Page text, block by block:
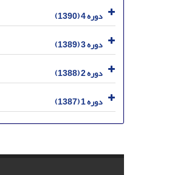
دوره 4 (1390)
دوره 3 (1389)
دوره 2 (1388)
دوره 1 (1387)